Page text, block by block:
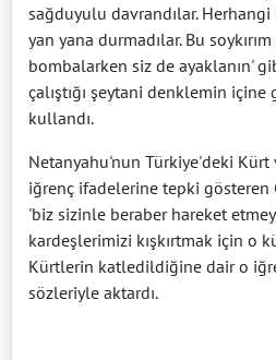
sağduyulu davrandılar.
yan yana durmadılar. Bu
bombalarken siz de ayaklanın'
çalıştığı şeytani denklemin
kullandı.
Netanyahu'nun Türkiye'deki
iğrenç ifadelerine tepki gösteren
'biz sizinle beraber hareket
kardeşlerimizi kışkırtmak için o
Kürtlerin katledildiğine dair o
sözleriyle aktardı.